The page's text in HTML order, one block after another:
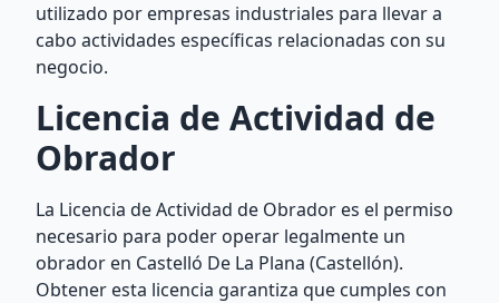
utilizado por empresas industriales para llevar a
cabo actividades específicas relacionadas con su
negocio.
Licencia de Actividad de
Obrador
La Licencia de Actividad de Obrador es el permiso
necesario para poder operar legalmente un
obrador en Castelló De La Plana (Castellón).
Obtener esta licencia garantiza que cumples con